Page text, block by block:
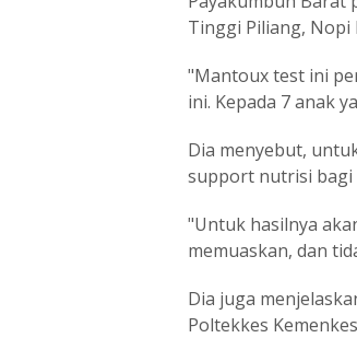
Tinggi Piliang, Nopi
"Mantoux test ini
ini. Kepada 7 anak
Dia menyebut,
support nutrisi bagi
"Untuk hasilnya
memuaskan, dan
Dia juga
Poltekkes